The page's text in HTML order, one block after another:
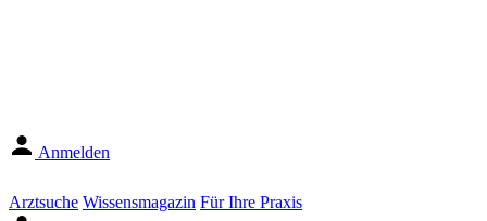
Anmelden
Arztsuche Wissensmagazin Für Ihre Praxis